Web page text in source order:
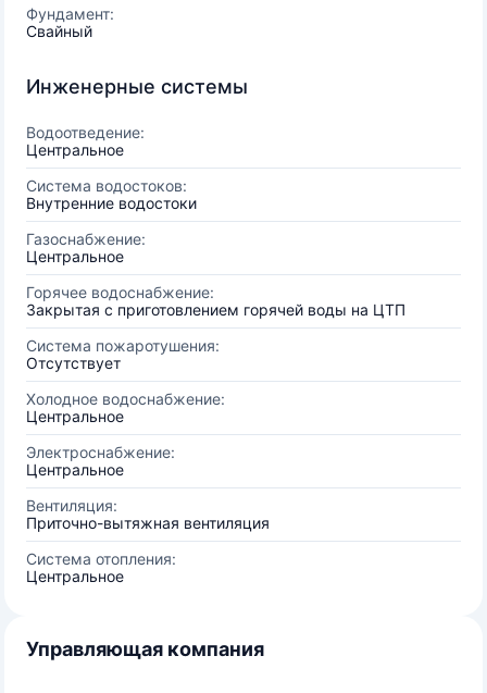
Фундамент:
Свайный
Инженерные системы
Водоотведение:
Центральное
Система водостоков:
Внутренние водостоки
Газоснабжение:
Центральное
Горячее водоснабжение:
Закрытая с приготовлением горячей воды на ЦТП
Система пожаротушения:
Отсутствует
Холодное водоснабжение:
Центральное
Электроснабжение:
Центральное
Вентиляция:
Приточно-вытяжная вентиляция
Система отопления:
Центральное
Управляющая компания